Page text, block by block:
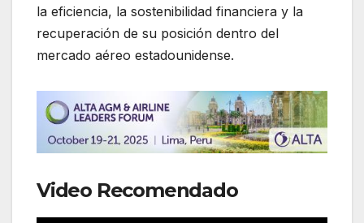
la eficiencia, la sostenibilidad financiera y la
recuperación de su posición dentro del
mercado aéreo estadounidense.
Video Recomendado